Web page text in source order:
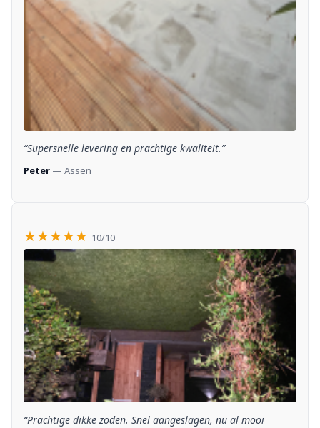
“Supersnelle levering en prachtige kwaliteit.”
Peter — Assen
★★★★★ 10/10
“Prachtige dikke zoden. Snel aangeslagen, nu al mooi